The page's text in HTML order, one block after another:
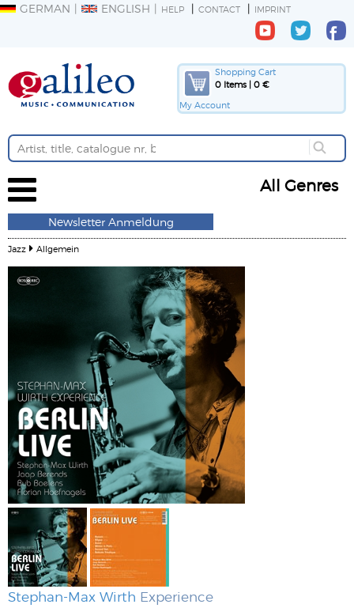
GERMAN ENGLISH HELP CONTACT IMPRINT
Shopping Cart
0 Items | 0 €
My Account
All Genres
Newsletter Anmeldung
Jazz Allgemein
Stephan-Max Wirth Experience